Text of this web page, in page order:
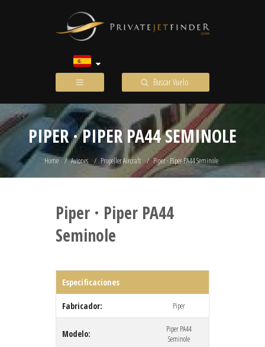
Buscar Vuelo
PIPER · PIPER PA44 SEMINOLE
Home Aviones Propeller Aircraft Piper · Piper PA44 Seminole
Piper · Piper PA44
Seminole
Especificaciones
Fabricador: Piper
Modelo:
Piper PA44
Seminole